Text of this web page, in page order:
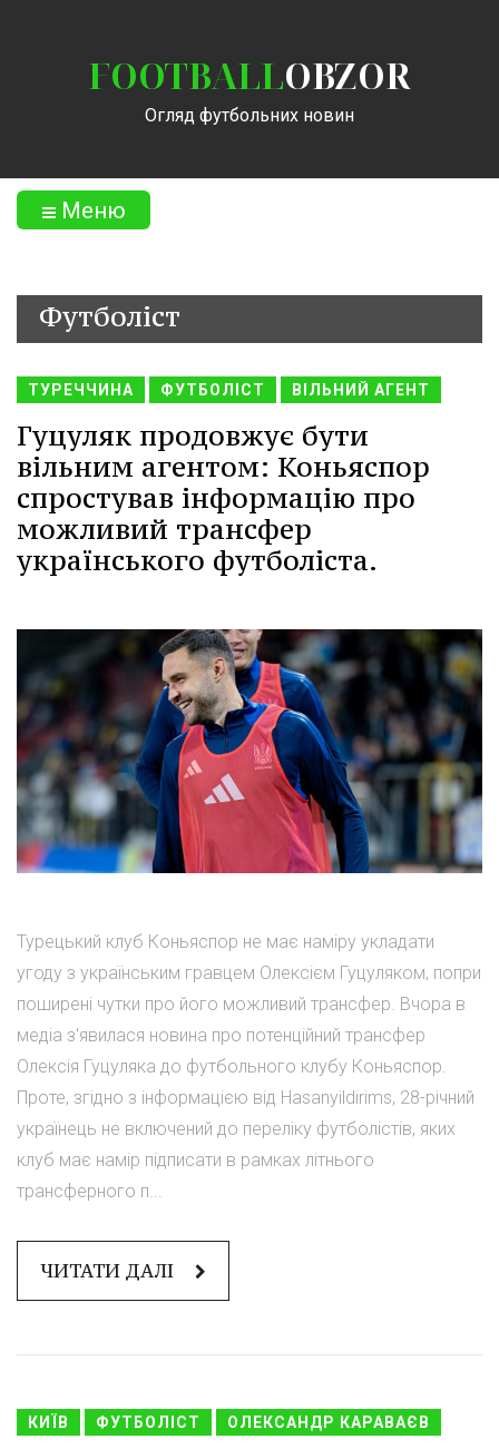
FOOTBALLOBZOR
Огляд футбольних новин
Меню
Футболіст
ТУРЕЧЧИНА ФУТБОЛІСТ ВІЛЬНИЙ АГЕНТ
Гуцуляк продовжує бути
вільним агентом: Коньяспор
спростував інформацію про
можливий трансфер
українського футболіста.
Турецький клуб Коньяспор не має наміру укладати
угоду з українським гравцем Олексієм Гуцуляком, попри
поширені чутки про його можливий трансфер. Вчора в
медіа з'явилася новина про потенційний трансфер
Олексія Гуцуляка до футбольного клубу Коньяспор.
Проте, згідно з інформацією від Hasanyildirims, 28-річний
українець не включений до переліку футболістів, яких
клуб має намір підписати в рамках літнього
трансферного п...
ЧИТАТИ ДАЛІ
КИЇВ ФУТБОЛІСТ ОЛЕКСАНДР КАРАВАЄВ